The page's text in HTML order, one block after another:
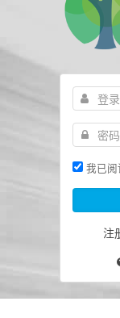
我已
注